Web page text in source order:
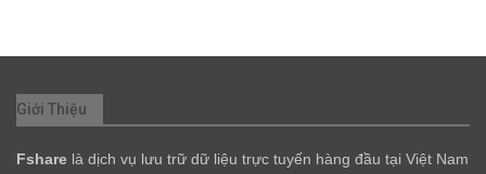
Giới Thiệu
Fshare là dịch vụ lưu trữ dữ liệu trực tuyến hàng đầu tại Việt Nam